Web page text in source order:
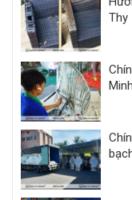
Thy